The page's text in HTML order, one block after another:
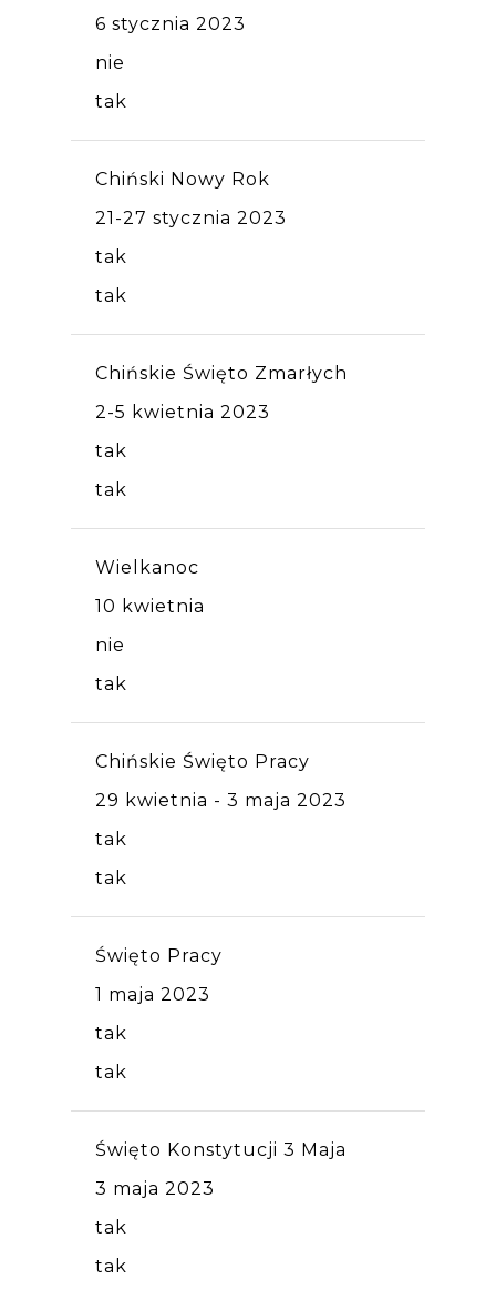
6 stycznia 2023
nie
tak
Chiński Nowy Rok
21-27 stycznia 2023
tak
tak
Chińskie Święto Zmarłych
2-5 kwietnia 2023
tak
tak
Wielkanoc
10 kwietnia
nie
tak
Chińskie Święto Pracy
29 kwietnia - 3 maja 2023
tak
tak
Święto Pracy
1 maja 2023
tak
tak
Święto Konstytucji 3 Maja
3 maja 2023
tak
tak